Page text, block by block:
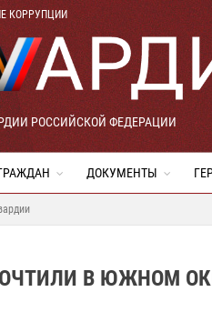
КОРРУПЦИИ
РОССИЙСКОЙ ФЕДЕРАЦИИ
ДОКУМЕНТЫ
В ЮЖНОМ